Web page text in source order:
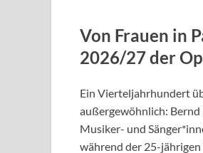
Von Frauen in
2026/27 der
Ein Vierteljahrhundert
außergewöhnlich:
Musiker- und
während der 25-jährigen